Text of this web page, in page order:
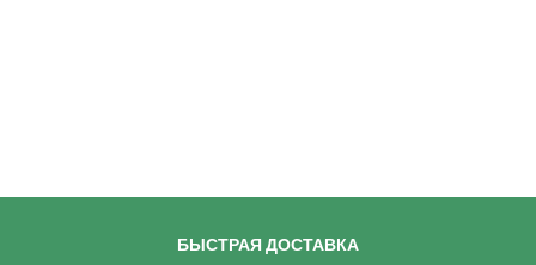
БЫСТРАЯ ДОСТАВКА